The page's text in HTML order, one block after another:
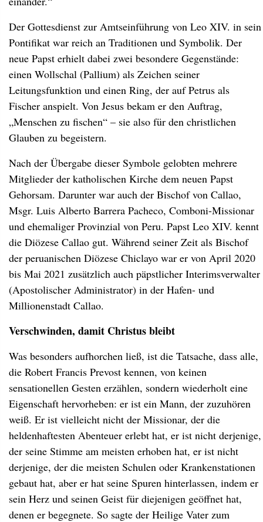
Der Gottesdienst zur Amtseinführung von Leo XIV. in sein
Pontifikat war reich an Traditionen und Symbolik. Der
neue Papst erhielt dabei zwei besondere Gegenstände:
einen Wollschal (Pallium) als Zeichen seiner
Leitungsfunktion und einen Ring, der auf Petrus als
Fischer anspielt. Von Jesus bekam er den Auftrag,
„Menschen zu fischen“ – sie also für den christlichen
Glauben zu begeistern.
Nach der Übergabe dieser Symbole gelobten mehrere
Mitglieder der katholischen Kirche dem neuen Papst
Gehorsam. Darunter war auch der Bischof von Callao,
Msgr. Luis Alberto Barrera Pacheco, Comboni-Missionar
und ehemaliger Provinzial von Peru. Papst Leo XIV. kennt
die Diözese Callao gut. Während seiner Zeit als Bischof
der peruanischen Diözese Chiclayo war er von April 2020
bis Mai 2021 zusätzlich auch päpstlicher Interimsverwalter
(Apostolischer Administrator) in der Hafen- und
Millionenstadt Callao.
Verschwinden, damit Christus bleibt
Was besonders aufhorchen ließ, ist die Tatsache, dass alle,
die Robert Francis Prevost kennen, von keinen
sensationellen Gesten erzählen, sondern wiederholt eine
Eigenschaft hervorheben: er ist ein Mann, der zuzuhören
weiß. Er ist vielleicht nicht der Missionar, der die
heldenhaftesten Abenteuer erlebt hat, er ist nicht derjenige,
der seine Stimme am meisten erhoben hat, er ist nicht
derjenige, der die meisten Schulen oder Krankenstationen
gebaut hat, aber er hat seine Spuren hinterlassen, indem er
sein Herz und seinen Geist für diejenigen geöffnet hat,
denen er begegnete. So sagte der Heilige Vater zum